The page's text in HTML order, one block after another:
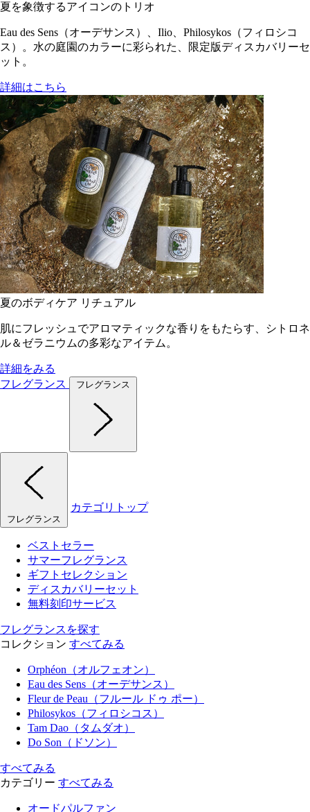
夏を象徴するアイコンのトリオ
Eau des Sens（オーデサンス）、Ilio、Philosykos（フィロシコ
ス）。水の庭園のカラーに彩られた、限定版ディスカバリーセ
ット。
詳細はこちら
夏のボディケア リチュアル
肌にフレッシュでアロマティックな香りをもたらす、シトロネ
ル＆ゼラニウムの多彩なアイテム。
詳細をみる
フレグランス
フレグランス
フレグランス
カテゴリトップ
ベストセラー
サマーフレグランス
ギフトセレクション
ディスカバリーセット
無料刻印サービス
フレグランスを探す
コレクション すべてみる
Orphéon（オルフェオン）
Eau des Sens（オーデサンス）
Fleur de Peau（フルール ドゥ ポー）
Philosykos（フィロシコス）
Tam Dao（タムダオ）
Do Son（ドソン）
すべてみる
カテゴリー すべてみる
オードパルファン